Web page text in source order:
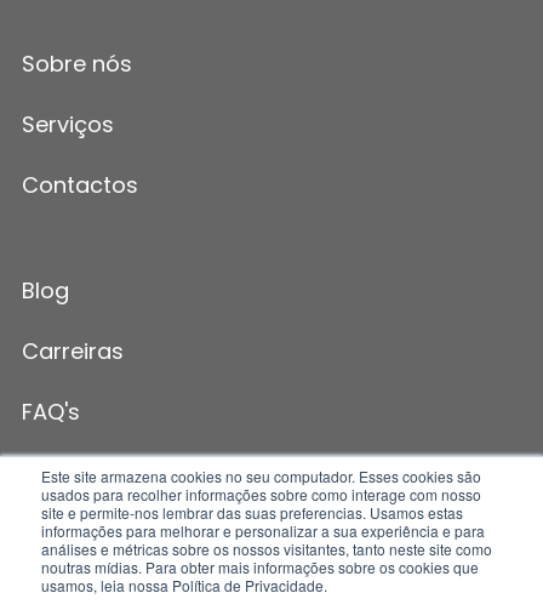
Este site armazena cookies no seu computador. Esses cookies são
usados para recolher informações sobre como interage com nosso
site e permite-nos lembrar das suas preferencias. Usamos estas
informações para melhorar e personalizar a sua experiência e para
análises e métricas sobre os nossos visitantes, tanto neste site como
noutras mídias. Para obter mais informações sobre os cookies que
usamos, leia nossa Política de Privacidade.
Sobre nós
Serviços
Contactos
Blog
Carreiras
FAQ's